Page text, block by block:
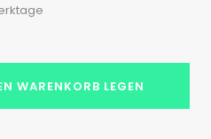
WARENKORB LEGEN